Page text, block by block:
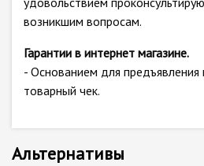
возникшим вопросам.
Гарантии в интернет магазине.
- Основанием для предъявления
товарный чек.
Альтернативы